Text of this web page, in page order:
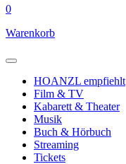
0
Warenkorb
HOANZL empfiehlt
Film & TV
Kabarett & Theater
Musik
Buch & Hörbuch
Streaming
Tickets